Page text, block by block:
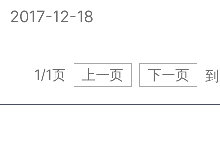
2017-12-18
1/1页 上一页 下一页